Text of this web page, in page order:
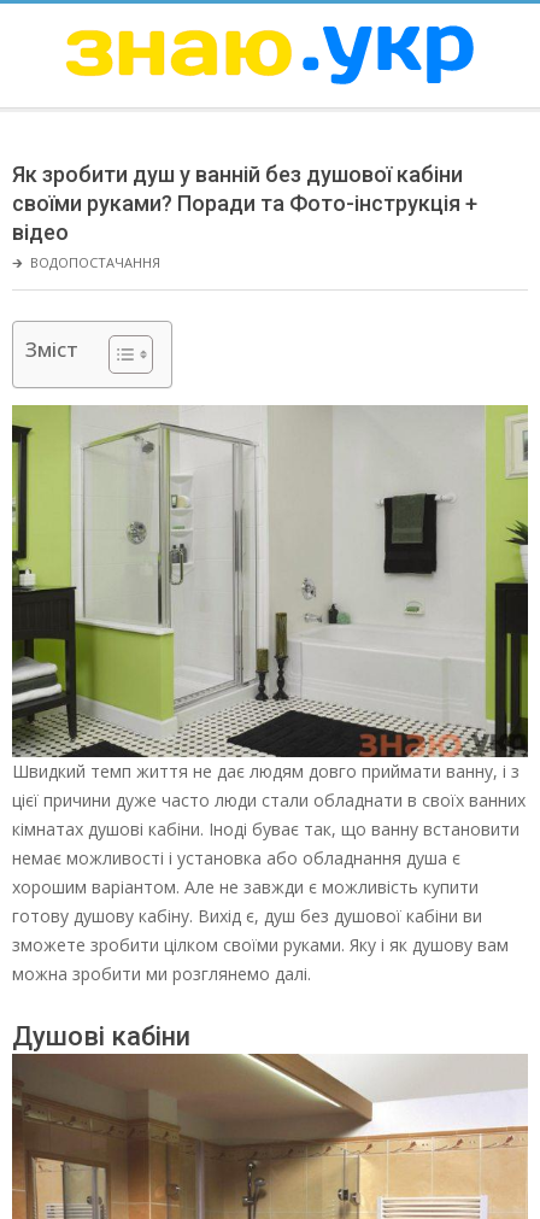
ЗНАЮ
Menu
Як зробити душ у ванній без душової кабіни
своїми руками? Поради та Фото-інструкція +
відео
🡲 ВОДОПОСТАЧАННЯ
Зміст
Швидкий темп життя не дає людям довго приймати ванну, і з
цієї причини дуже часто люди стали обладнати в своїх ванних
кімнатах душові кабіни. Іноді буває так, що ванну встановити
немає можливості і установка або обладнання душа є
хорошим варіантом. Але не завжди є можливість купити
готову душову кабіну. Вихід є, душ без душової кабіни ви
зможете зробити цілком своїми руками. Яку і як душову вам
можна зробити ми розглянемо далі.
Душові кабіни